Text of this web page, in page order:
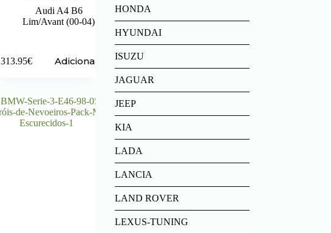
Audi A4 B6
Lim/Avant (00-04)
313.95€ Adicionar
HONDA
HYUNDAI
ISUZU
JAGUAR
JEEP
KIA
LADA
LANCIA
LAND ROVER
LEXUS-TUNING